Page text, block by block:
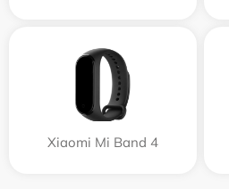
Xiaomi Mi Band 4